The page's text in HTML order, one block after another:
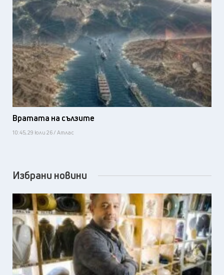
Вратата на сълзите
10:45, 29 юли 26 / Атлас
Избрани новини